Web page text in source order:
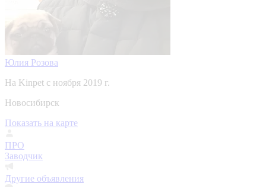
Юлия Розова
На Kinpet c ноября 2019 г.
Новосибирск
Показать на карте
ПРО
Заводчик
Другие объявления